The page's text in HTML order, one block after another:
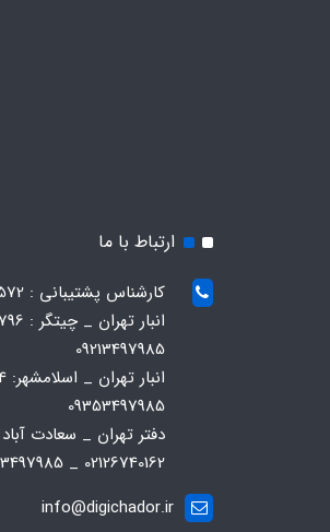
ارتباط با ما
کارشناس پشتیبانی : 02191016572
09213497985
09353497985
دفتر تهران _ سعادت
02126740162 _ 09123497985
info@digichador.ir